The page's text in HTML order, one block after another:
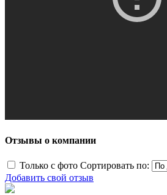
Отзывы о компании
Только с фото Сортировать по:
Добавить свой отзыв